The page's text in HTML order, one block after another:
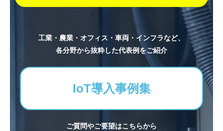
工業・農業・オフィス・車両・インフラなど、
各分野から抜粋した代表例をご紹介
IoT導入事例集
ご質問やご要望はこちらから